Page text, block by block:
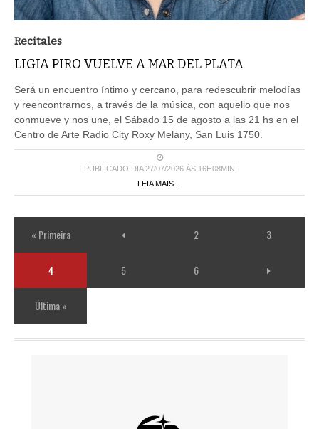
Recitales
LIGIA PIRO VUELVE A MAR DEL PLATA
Será un encuentro íntimo y cercano, para redescubrir melodías
y reencontrarnos, a través de la música, con aquello que nos
conmueve y nos une, el Sábado 15 de agosto a las 21 hs en el
Centro de Arte Radio City Roxy Melany, San Luis 1750.
PUBLICADO DIA 27/07/2026 ÀS 16H08MIN
LEIA MAIS ...
« Primeira 2 3
4 5 6
Última »